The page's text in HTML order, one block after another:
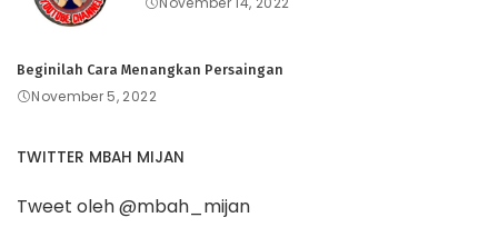
Beginilah Cara Menangkan Persaingan
November 5, 2022
TWITTER MBAH MIJAN
Tweet oleh @mbah_mijan